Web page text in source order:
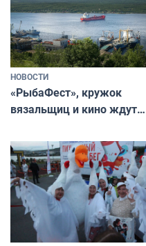
НОВОСТИ
«РыбаФест», кружок
вязальщиц и кино ждут